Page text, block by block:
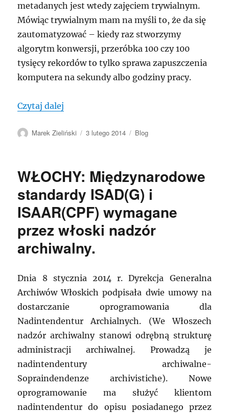
metadanych jest wtedy zajęciem trywialnym.
Mówiąc trywialnym mam na myśli to, że da się
zautomatyzować – kiedy raz stworzymy
algorytm konwersji, przeróbka 100 czy 100
tysięcy rekordów to tylko sprawa zapuszczenia
komputera na sekundy albo godziny pracy.
Czytaj dalej
Autor
Marek Zieliński
Data
3 lutego 2014 Kategorie
Blog
WŁOCHY: Międzynarodowe
standardy ISAD(G) i
ISAAR(CPF) wymagane
przez włoski nadzór
archiwalny.
Dnia 8 stycznia 2014 r. Dyrekcja Generalna
Archiwów Włoskich podpisała dwie umowy na
dostarczanie oprogramowania dla
Nadintendentur Archialnych. (We Włoszech
nadzór archiwalny stanowi odrębną strukturę
administracji archiwalnej. Prowadzą je
nadintendentury archiwalne-
Sopraindendenze archivistiche). Nowe
oprogramowanie ma służyć klientom
nadintendentur do opisu posiadanego przez